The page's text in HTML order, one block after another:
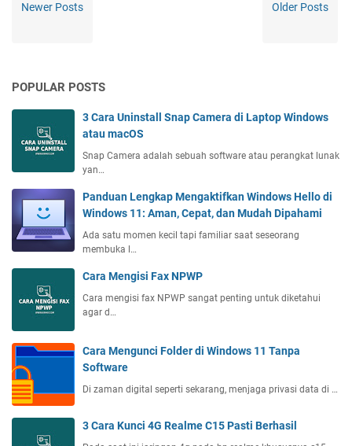
Newer Posts Older Posts
POPULAR POSTS
3 Cara Uninstall Snap Camera di Laptop Windows
atau macOS
Snap Camera adalah sebuah software atau perangkat lunak
yan…
Panduan Lengkap Mengaktifkan Windows Hello di
Windows 11: Aman, Cepat, dan Mudah Dipahami
Ada satu momen kecil tapi familiar saat seseorang
membuka l…
Cara Mengisi Fax NPWP
Cara mengisi fax NPWP sangat penting untuk diketahui
agar d…
Cara Mengunci Folder di Windows 11 Tanpa
Software
Di zaman digital seperti sekarang, menjaga privasi data di …
3 Cara Kunci 4G Realme C15 Pasti Berhasil